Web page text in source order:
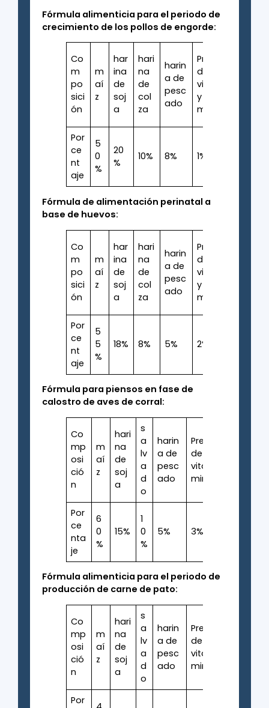
Fórmula alimenticia para el periodo de
crecimiento de los pollos de engorde:
Co
m
po
sici
ón
m
aí
z
har
ina
de
soj
a
hari
na
de
col
za
harin
a de
pesc
ado
Premezcla
de
vitaminas
y
minerales
Por
ce
nt
aje
5
0
%
20
%
10% 8% 1%
Fórmula de alimentación perinatal a
base de huevos:
Co
m
po
sici
ón
m
aí
z
har
ina
de
soj
a
hari
na
de
col
za
harin
a de
pesc
ado
Premezcla
de
vitaminas
y
minerales
Por
ce
nt
aje
5
5
%
18% 8% 5% 2%
Fórmula para piensos en fase de
calostro de aves de corral:
Co
mp
osi
ció
n
m
aí
z
hari
na
de
soj
a
s
a
lv
a
d
o
harin
a de
pesc
ado
Premezcla
de
vitaminas y
minerales
Por
ce
nta
je
6
0
%
15%
1
0
%
5% 3%
Fórmula alimenticia para el periodo de
producción de carne de pato:
Co
mp
osi
ció
n
m
aí
z
hari
na
de
soj
a
s
a
lv
a
d
o
harin
a de
pesc
ado
Premezcla
de
vitaminas y
minerales
Por